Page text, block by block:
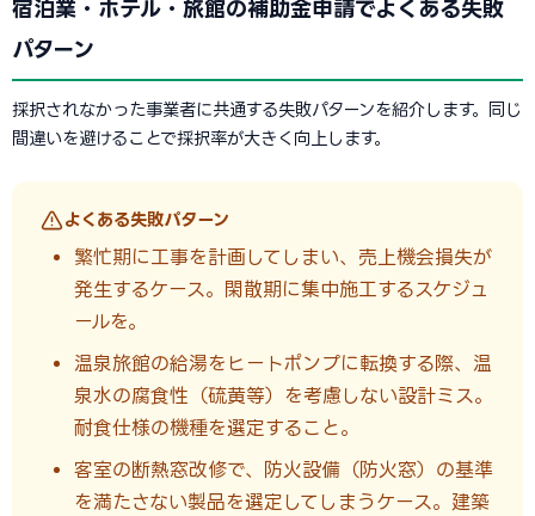
宿泊業・ホテル・旅館の補助金申請でよくある失敗
パターン
採択されなかった事業者に共通する失敗パターンを紹介します。同じ
間違いを避けることで採択率が大きく向上します。
よくある失敗パターン
繁忙期に工事を計画してしまい、売上機会損失が
発生するケース。閑散期に集中施工するスケジュ
ールを。
温泉旅館の給湯をヒートポンプに転換する際、温
泉水の腐食性（硫黄等）を考慮しない設計ミス。
耐食仕様の機種を選定すること。
客室の断熱窓改修で、防火設備（防火窓）の基準
を満たさない製品を選定してしまうケース。建築